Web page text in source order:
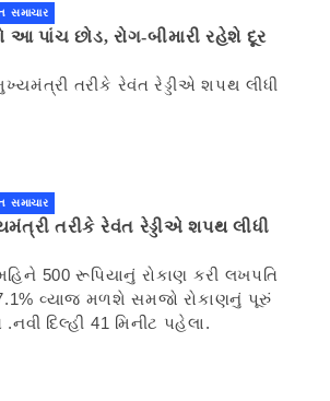
સમાચાર
આ પાંચ છોડ, રોગ-બીમારી રહેશે દૂર
સમાચાર
તરીકે રેવંત રેડ્ડીએ શપથ લીધી